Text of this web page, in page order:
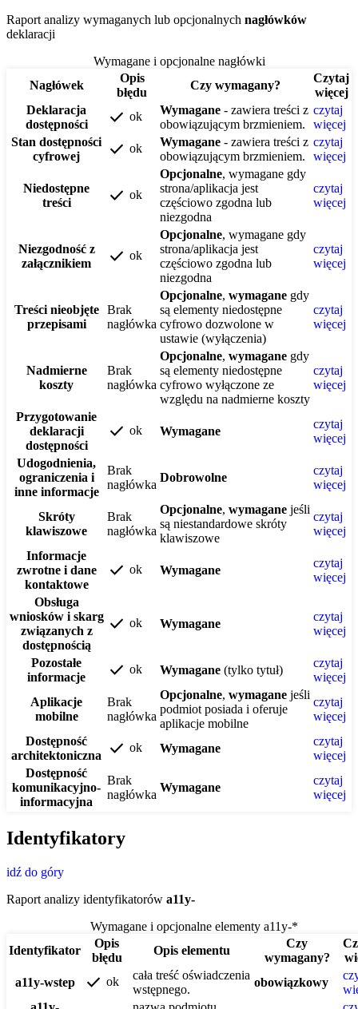
Raport analizy wymaganych lub opcjonalnych nagłówków
deklaracji
Wymagane i opcjonalne nagłówki
Nagłówek
Opis
błędu
Czy wymagany?
Czytaj
więcej
Deklaracja
dostępności
check ok Wymagane - zawiera treści z
obowiązującym brzmieniem.
czytaj
więcej
Stan dostępności
cyfrowej
check ok Wymagane - zawiera treści z
obowiązującym brzmieniem.
czytaj
więcej
Niedostępne
treści
check ok
Opcjonalne, wymagane gdy
strona/aplikacja jest
częściowo zgodna lub
niezgodna
czytaj
więcej
Niezgodność z
załącznikiem
check ok
Opcjonalne, wymagane gdy
strona/aplikacja jest
częściowo zgodna lub
niezgodna
czytaj
więcej
Treści nieobjęte
przepisami
Brak
nagłówka
Opcjonalne, wymagane gdy
są elementy niedostępne
cyfrowo dozwolone w
ustawie (wyłączenia)
czytaj
więcej
Nadmierne
koszty
Brak
nagłówka
Opcjonalne, wymagane gdy
są elementy niedostępne
cyfrowo wyłączone ze
względu na nadmierne koszty
czytaj
więcej
Przygotowanie
deklaracji
dostępności
check ok Wymagane
czytaj
więcej
Udogodnienia,
ograniczenia i
inne informacje
Brak
nagłówka
Dobrowolne
czytaj
więcej
Skróty
klawiszowe
Brak
nagłówka
Opcjonalne, wymagane jeśli
są niestandardowe skróty
klawiszowe
czytaj
więcej
Informacje
zwrotne i dane
kontaktowe
check ok Wymagane
czytaj
więcej
Obsługa
wniosków i skarg
związanych z
dostępnością
check ok Wymagane
czytaj
więcej
Pozostałe
informacje
check ok Wymagane (tylko tytuł)
czytaj
więcej
Aplikacje
mobilne
Brak
nagłówka
Opcjonalne, wymagane jeśli
podmiot posiada i oferuje
aplikacje mobilne
czytaj
więcej
Dostępność
architektoniczna
check ok Wymagane
czytaj
więcej
Dostępność
komunikacyjno-
informacyjna
Brak
nagłówka
Wymagane
czytaj
więcej
Identyfikatory
idź do góry
Raport analizy identyfikatorów a11y-
Wymagane i opcjonalne elementy a11y-*
Identyfikator
Opis
błędu
Opis elementu
Czy
wymagany?
a11y-wstep
check ok
cała treść oświadczenia
wstępnego.
obowiązkowy